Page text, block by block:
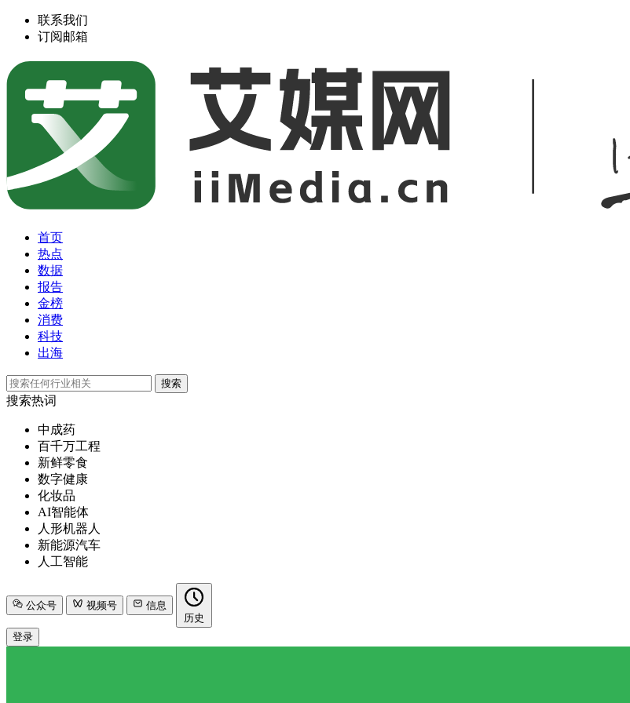
联系我们
订阅邮箱
首页
热点
数据
报告
金榜
消费
科技
出海
搜索
搜索热词
中成药
百千万工程
新鲜零食
数字健康
化妆品
AI智能体
人形机器人
新能源汽车
人工智能
公众号 视频号
信息
历史
登录